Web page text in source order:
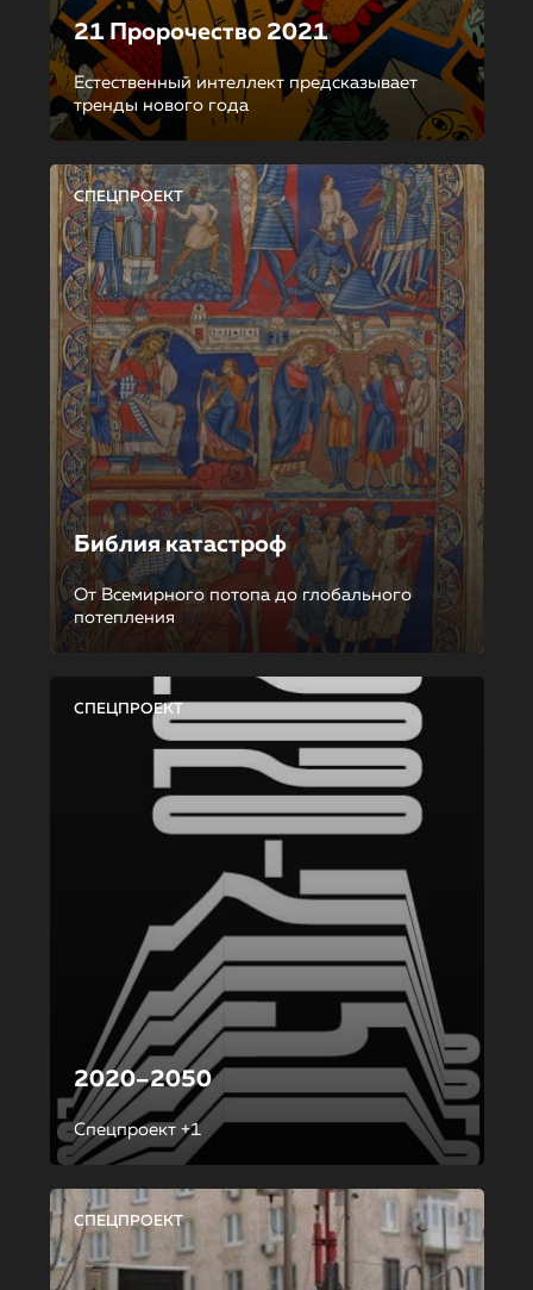
21 Пророчество 2021
Естественный интеллект предсказывает
тренды нового года
СПЕЦПРОЕКТ
Библия катастроф
От Всемирного потопа до глобального
потепления
СПЕЦПРОЕКТ
2020–2050
Спецпроект +1
СПЕЦПРОЕКТ